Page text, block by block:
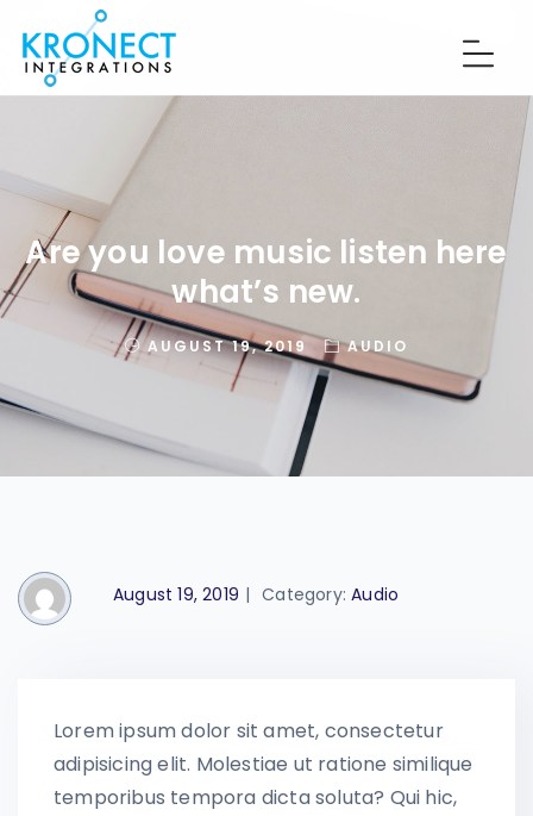
Are you love music listen here
what’s new.
AUGUST 19, 2019 AUDIO
August 19, 2019 | Category:Audio
Lorem ipsum dolor sit amet, consectetur
adipisicing elit. Molestiae ut ratione similique
temporibus tempora dicta soluta? Qui hic,